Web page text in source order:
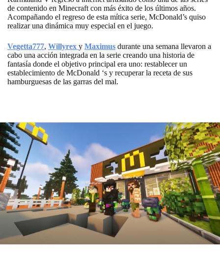
de contenido en Minecraft con más éxito de los últimos años.
Acompañando el regreso de esta mítica serie, McDonald’s quiso
realizar una dinámica muy especial en el juego.
Vegetta777, Willyrex y Maximus durante una semana llevaron a
cabo una acción integrada en la serie creando una historia de
fantasía donde el objetivo principal era uno: restablecer un
establecimiento de McDonald ‘s y recuperar la receta de sus
hamburguesas de las garras del mal.